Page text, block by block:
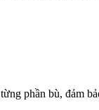
phần bù, đảm